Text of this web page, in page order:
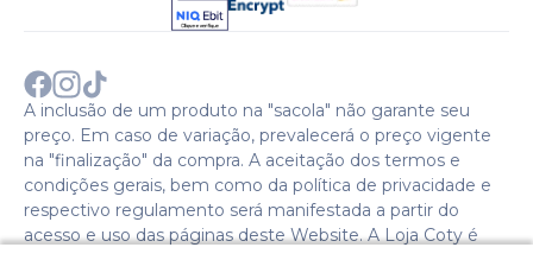
Sobre a COTY no mundo
A inclusão de um produto na "sacola" não garante seu
preço. Em caso de variação, prevalecerá o preço vigente
na "finalização" da compra. A aceitação dos termos e
condições gerais, bem como da política de privacidade e
respectivo regulamento será manifestada a partir do
acesso e uso das páginas deste Website. A Loja Coty é